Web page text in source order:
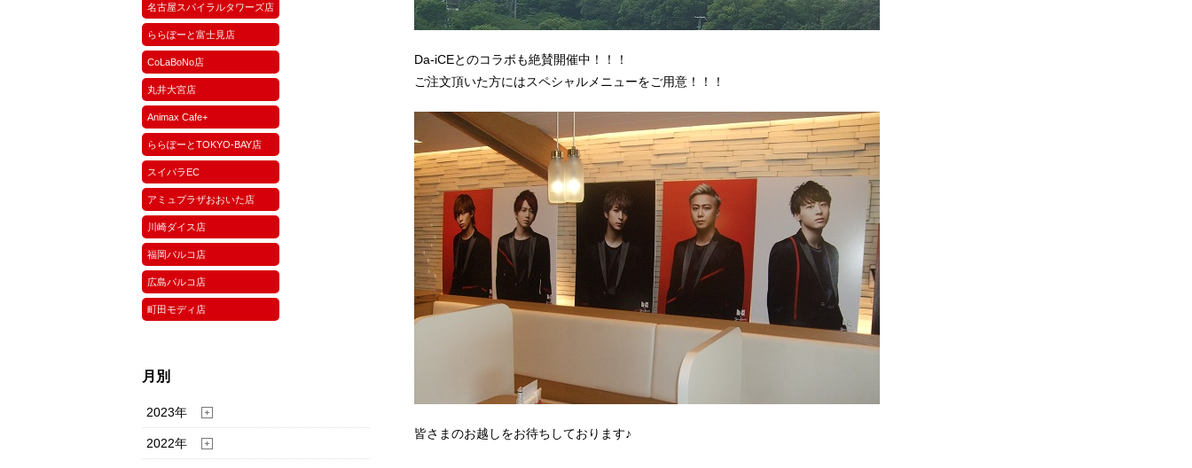
名古屋スパイラルタワーズ店
ららぽーと富士見店
CoLaBoNo店
丸井大宮店
Animax Cafe+
ららぽーとTOKYO-BAY店
スイパラEC
アミュプラザおおいた店
川崎ダイス店
福岡パルコ店
広島パルコ店
町田モディ店
月別
2023年
2022年
Da-iCEとのコラボも絶賛開催中！！！
ご注文頂いた方にはスペシャルメニューをご用意！！！
皆さまのお越しをお待ちしております♪